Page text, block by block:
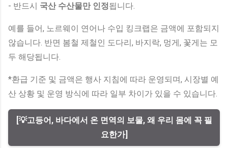
- 반드시 국산 수산물만 인정됩니다.
예를 들어, 노르웨이 연어나 수입 킹크랩은 금액에 포함되지
않습니다. 반면 봄철 제철인 도다리, 바지락, 멍게, 꽃게는 모
두 해당됩니다.
*환급 기준 및 금액은 행사 지침에 따라 운영되며, 시장별 예
산 상황 및 운영 방식에 따라 일부 차이가 있을 수 있습니다.
[💡고등어, 바다에서 온 면역의 보물, 왜 우리 몸에 꼭 필
요한가]